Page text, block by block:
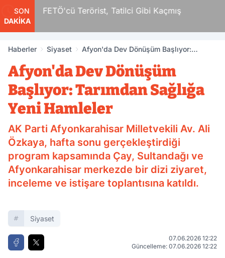
SON
DAKİKA
FETÖ'cü Terörist, Tatilci Gibi Kaçmış
Haberler Siyaset
Afyon'da Dev Dönüşüm Başlıyor:
Afyon'da Dev Dönüşüm
Başlıyor: Tarımdan Sağlığa
Yeni Hamleler
AK Parti Afyonkarahisar Milletvekili Av. Ali
Özkaya, hafta sonu gerçekleştirdiği
program kapsamında Çay, Sultandağı ve
Afyonkarahisar merkezde bir dizi ziyaret,
inceleme ve istişare toplantısına katıldı.
Siyaset
07.06.2026 12:22
Güncelleme: 07.06.2026 12:22